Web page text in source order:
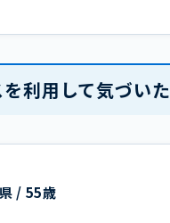
利用して気づい
/ 55歳